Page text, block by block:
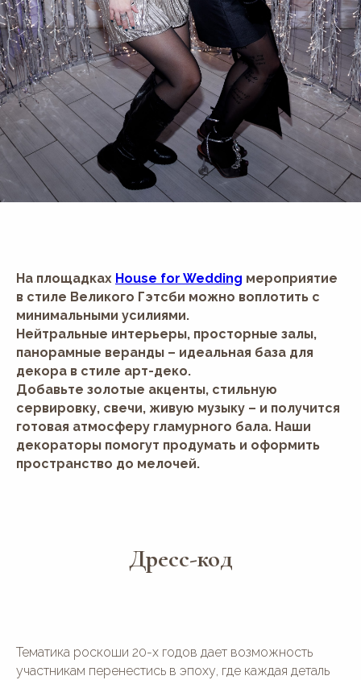
На площадках House for Wedding мероприятие
в стиле Великого Гэтсби можно воплотить с
минимальными усилиями.
Нейтральные интерьеры, просторные залы,
панорамные веранды – идеальная база для
декора в стиле арт-деко.
Добавьте золотые акценты, стильную
сервировку, свечи, живую музыку – и получится
готовая атмосферу гламурного бала. Наши
декораторы помогут продумать и оформить
пространство до мелочей.
Дресс-код
Тематика роскоши 20-х годов дает возможность
участникам перенестись в эпоху, где каждая деталь